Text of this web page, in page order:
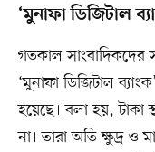
‘মুনাফা ডিজিটাল
গতকাল সাংবাদিকদের
‘মুনাফা ডিজিটাল
হয়েছে। বলা হয়, টাকা
না। তারা অতি ক্ষুদ্র ও